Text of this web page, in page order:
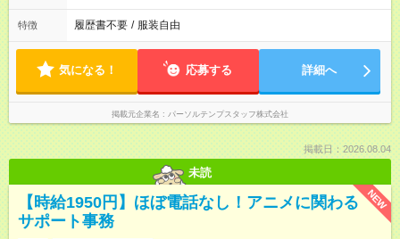
特徴 履歴書不要 / 服装自由
気になる！ 応募する 詳細へ
掲載元企業名 パーソルテンプスタッフ株式会社
掲載日：2026.08.04
未読
NEW
【時給1950円】ほぼ電話なし！アニメに関わる
サポート事務